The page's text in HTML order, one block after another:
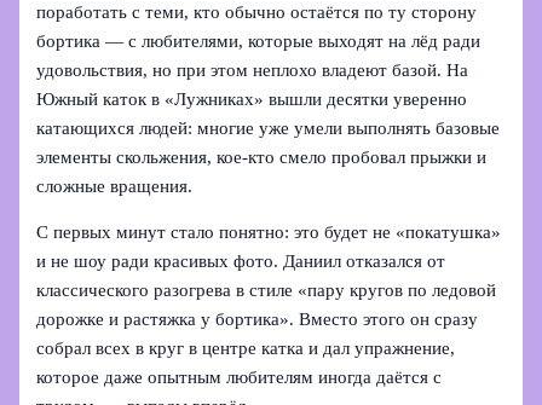
поработать с теми, кто обычно остаётся по ту сторону
бортика — с любителями, которые выходят на лёд ради
удовольствия, но при этом неплохо владеют базой. На
Южный каток в «Лужниках» вышли десятки уверенно
катающихся людей: многие уже умели выполнять базовые
элементы скольжения, кое‑кто смело пробовал прыжки и
сложные вращения.
С первых минут стало понятно: это будет не «покатушка»
и не шоу ради красивых фото. Даниил отказался от
классического разогрева в стиле «пару кругов по ледовой
дорожке и растяжка у бортика». Вместо этого он сразу
собрал всех в круг в центре катка и дал упражнение,
которое даже опытным любителям иногда даётся с